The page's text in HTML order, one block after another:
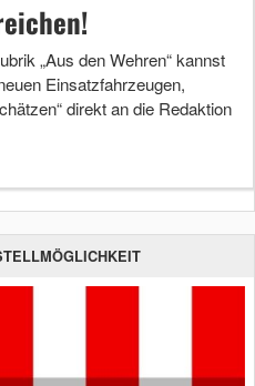
„Aus den Wehren“ kannst
Einsatzfahrzeugen,
direkt an die Redaktion